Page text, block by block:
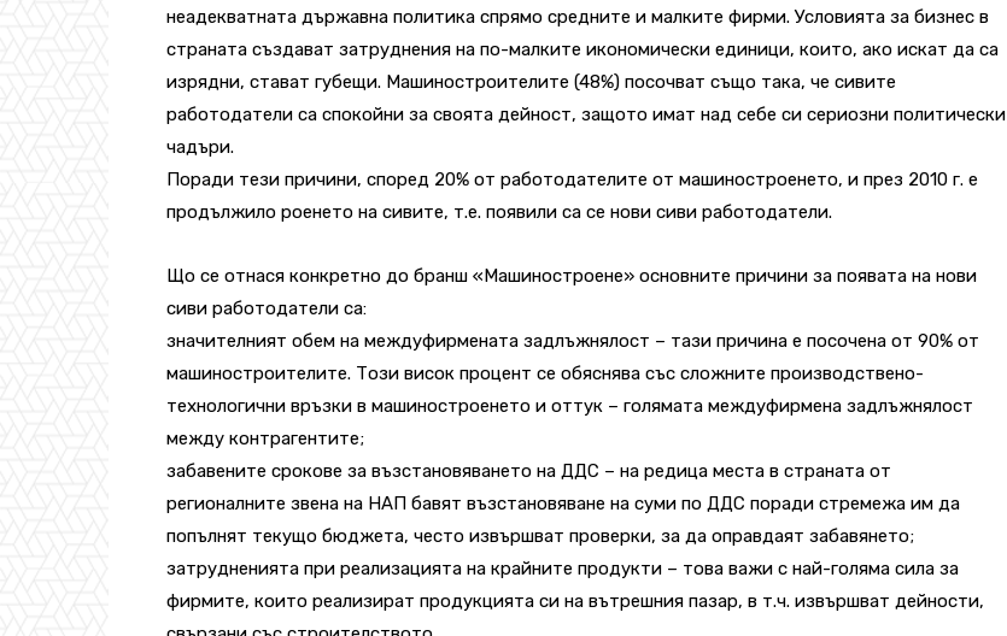
неадекватната държавна политика спрямо средните и малките фирми. Условията за бизнес в
страната създават затруднения на по-малките икономически единици, които, ако искат да са
изрядни, стават губещи. Машиностроителите (48%) посочват също така, че сивите
работодатели са спокойни за своята дейност, защото имат над себе си сериозни политически
чадъри.
Поради тези причини, според 20% от работодателите от машиностроенето, и през 2010 г. е
продължило роенето на сивите, т.е. появили са се нови сиви работодатели.
Що се отнася конкретно до бранш «Машиностроене» основните причини за появата на нови
сиви работодатели са:
значителният обем на междуфирмената задлъжнялост – тази причина е посочена от 90% от
машиностроителите. Този висок процент се обяснява със сложните производствено-
технологични връзки в машиностроенето и оттук – голямата междуфирмена задлъжнялост
между контрагентите;
забавените срокове за възстановяването на ДДС – на редица места в страната от
регионалните звена на НАП бавят възстановяване на суми по ДДС поради стремежа им да
попълнят текущо бюджета, често извършват проверки, за да оправдаят забавянето;
затрудненията при реализацията на крайните продукти – това важи с най-голяма сила за
фирмите, които реализират продукцията си на вътрешния пазар, в т.ч. извършват дейности,